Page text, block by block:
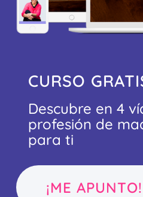
CURSO
Descubre en 4
profesión de
para ti
¡ME APUNTO!